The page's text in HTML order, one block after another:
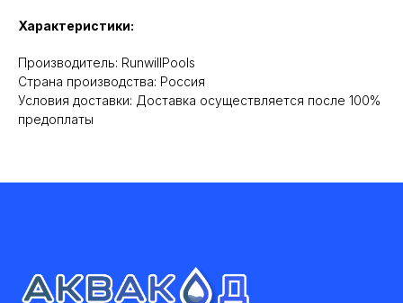
Характеристики:
Производитель: RunwillPools
Cтрана производства: Россия
Условия доставки: Доставка осуществляется после 100%
предоплаты